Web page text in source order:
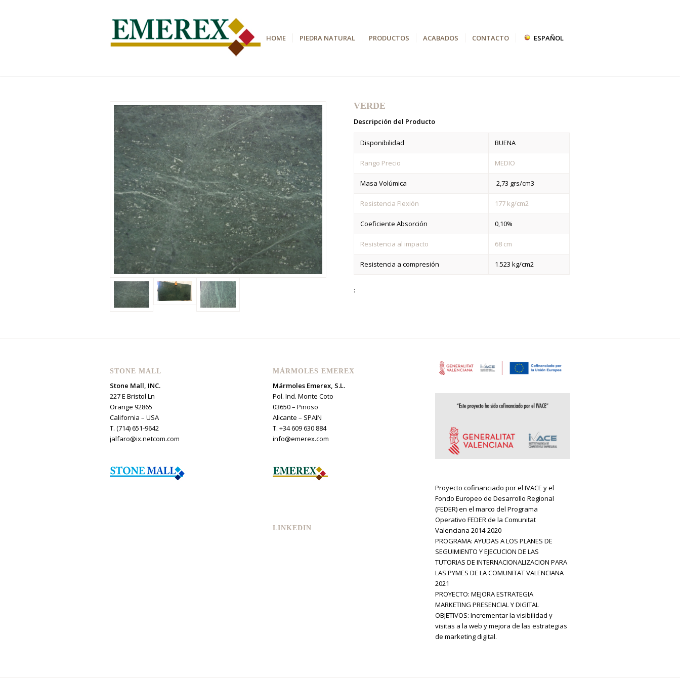
HOME PIEDRA NATURAL PRODUCTOS ACABADOS CONTACTO ESPAÑOL
VERDE
Descripción del Producto
Disponibilidad BUENA
Rango Precio MEDIO
Masa Volúmica 2,73 grs/cm3
Resistencia Flexión 177 kg/cm2
Coeficiente Absorción 0,10%
Resistencia al impacto 68 cm
Resistencia a compresión 1.523 kg/cm2
:
STONE MALL
Stone Mall, INC.
227 E Bristol Ln
Orange 92865
California – USA
T. (714) 651-9642
jalfaro@ix.netcom.com
MÁRMOLES EMEREX
Mármoles Emerex, S.L.
Pol. Ind. Monte Coto
03650 – Pinoso
Alicante – SPAIN
T. +34 609 630 884
info@emerex.com
LINKEDIN
Proyecto cofinanciado por el IVACE y el
Fondo Europeo de Desarrollo Regional
(FEDER) en el marco del Programa
Operativo FEDER de la Comunitat
Valenciana 2014-2020
PROGRAMA: AYUDAS A LOS PLANES DE
SEGUIMIENTO Y EJECUCION DE LAS
TUTORIAS DE INTERNACIONALIZACION PARA
LAS PYMES DE LA COMUNITAT VALENCIANA
2021
PROYECTO: MEJORA ESTRATEGIA
MARKETING PRESENCIAL Y DIGITAL
OBJETIVOS: Incrementar la visibilidad y
visitas a la web y mejora de las estrategias
de marketing digital.